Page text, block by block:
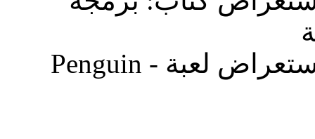
: إستعراض لعبة - Penguin